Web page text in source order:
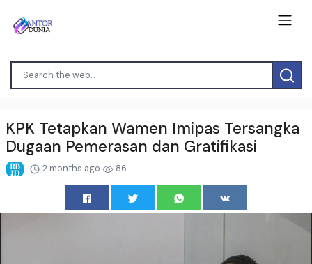
KPK Tetapkan Wamen Imipas Tersangka
Dugaan Pemerasan dan Gratifikasi
2 months ago 86